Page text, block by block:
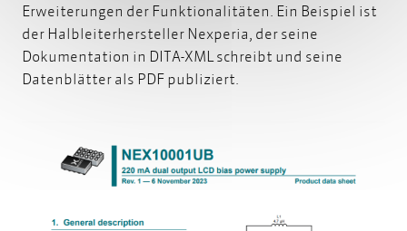
Erweiterungen der Funktionalitäten. Ein Beispiel ist
der Halbleiterhersteller Nexperia, der seine
Dokumentation in DITA-XML schreibt und seine
Datenblätter als PDF publiziert.